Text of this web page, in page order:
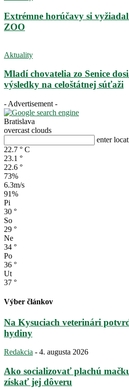
Extrémne horúčavy si
ZOO
Aktuality
Mladí chovatelia zo Senice
výsledky na celoštátnej súťaži
- Advertisement -
Bratislava
overcast clouds
enter
22.7 ° C
23.1 °
22.6 °
73%
6.3m/s
91%
Pi
30 °
So
29 °
Ne
34 °
Po
36 °
Ut
37 °
Výber článkov
Na Kysuciach veterinári
hydiny
Redakcia - 4. augusta 2026
Ako socializovať plachú
získať jej dôveru